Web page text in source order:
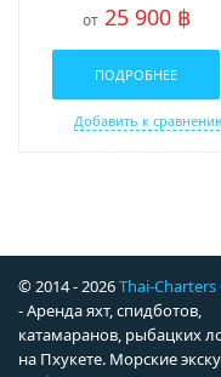
от 25 900 ฿
ПОДРОБНЕЕ
Добавить к
© 2014 - 2026Thai-Charters
- Аренда яхт, спидботов,
катамаранов, рыбацких
на Пхукете. Морские